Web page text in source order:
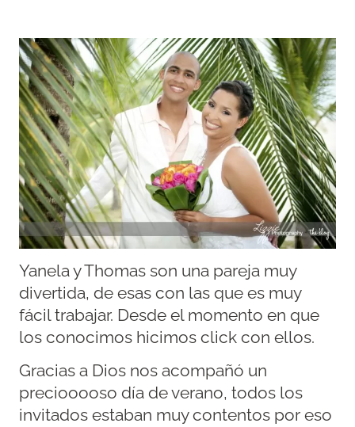
Yanela y Thomas son una pareja muy
divertida, de esas con las que es muy
fácil trabajar. Desde el momento en que
los conocimos hicimos click con ellos.
Gracias a Dios nos acompañó un
preciooooso día de verano, todos los
invitados estaban muy contentos por eso